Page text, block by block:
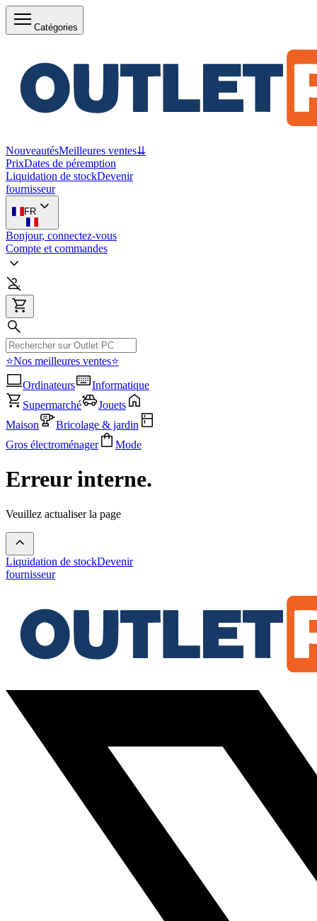
Catégories
NouveautésMeilleures ventes⇊
PrixDates de péremption
Liquidation de stockDevenir
fournisseur
FR
Bonjour, connectez-vous
Compte et commandes
⭐Nos meilleures ventes⭐
Ordinateurs
Informatique
Supermarché
Jouets
Maison
Bricolage & jardin
Gros électroménager
Mode
Erreur interne.
Veuillez actualiser la page
Liquidation de stockDevenir
fournisseur